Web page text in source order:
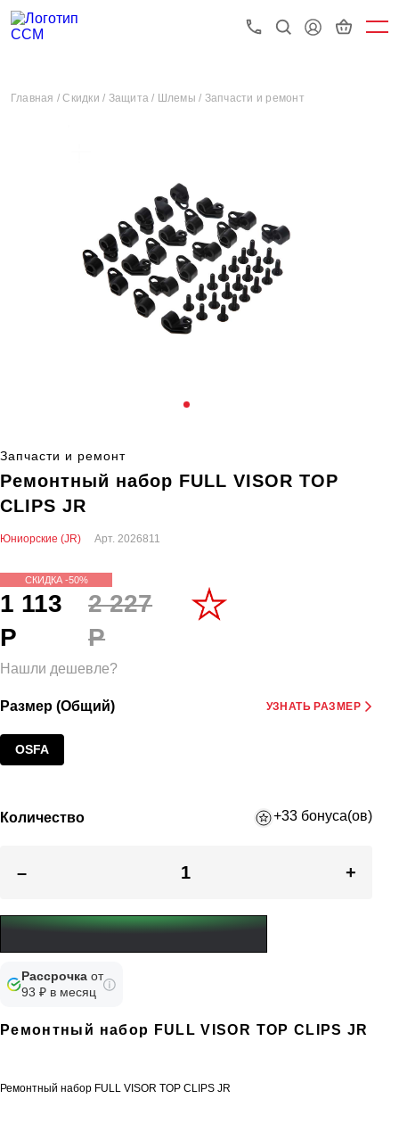
Главная /Скидки / Защита / Шлемы / Запчасти и ремонт
Запчасти и ремонт
Ремонтный набор FULL VISOR TOP
CLIPS JR
Юниорские (JR) Арт. 2026811
СКИДКА -50%
1 113
Р
2 227
Р
Нашли дешевле?
Размер (Общий) УЗНАТЬ РАЗМЕР
OSFA
Количество +33 бонуса(ов)
– +
Рассрочка от
93 ₽ в месяц
Ремонтный набор FULL VISOR TOP CLIPS JR
Ремонтный набор FULL VISOR TOP CLIPS JR